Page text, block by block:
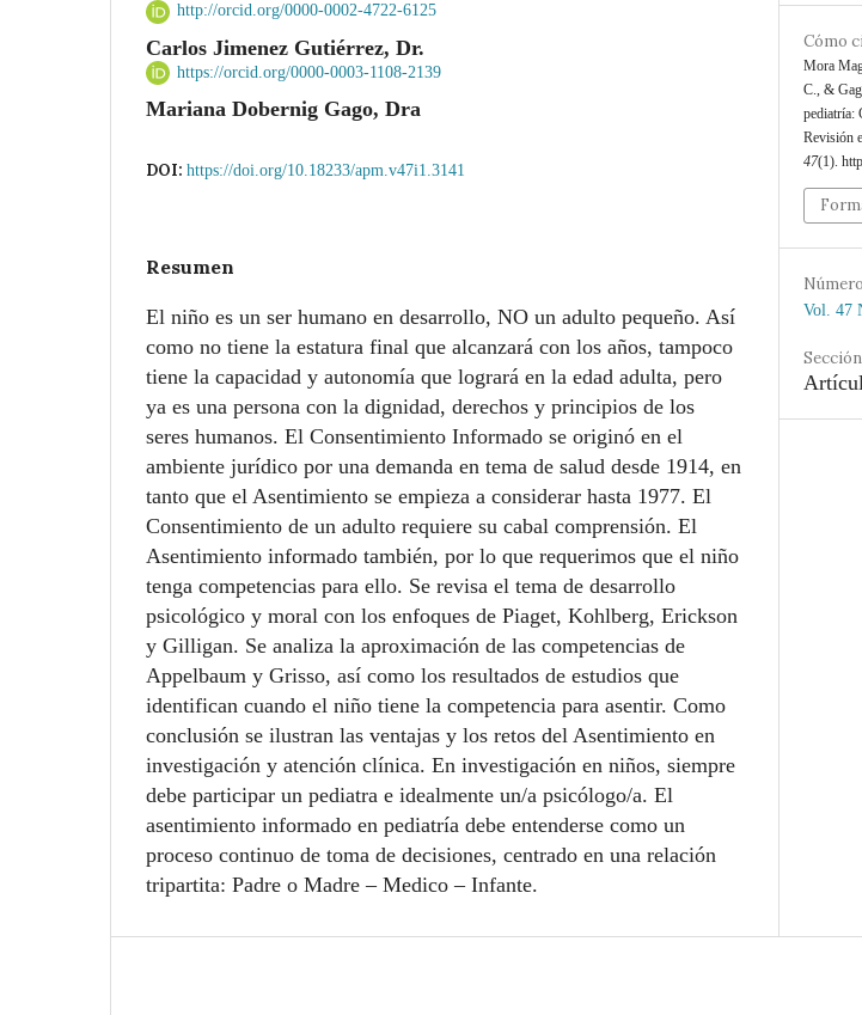
http://orcid.org/0000-0002-4722-6125
Carlos Jimenez Gutiérrez, Dr.
https://orcid.org/0000-0003-1108-2139
Mariana Dobernig Gago, Dra
DOI: https://doi.org/10.18233/apm.v47i1.3141
Resumen
El niño es un ser humano en desarrollo, NO un adulto pequeño. Así
como no tiene la estatura final que alcanzará con los años, tampoco
tiene la capacidad y autonomía que logrará en la edad adulta, pero
ya es una persona con la dignidad, derechos y principios de los
seres humanos. El Consentimiento Informado se originó en el
ambiente jurídico por una demanda en tema de salud desde 1914, en
tanto que el Asentimiento se empieza a considerar hasta 1977. El
Consentimiento de un adulto requiere su cabal comprensión. El
Asentimiento informado también, por lo que requerimos que el niño
tenga competencias para ello. Se revisa el tema de desarrollo
psicológico y moral con los enfoques de Piaget, Kohlberg, Erickson
y Gilligan. Se analiza la aproximación de las competencias de
Appelbaum y Grisso, así como los resultados de estudios que
identifican cuando el niño tiene la competencia para asentir. Como
conclusión se ilustran las ventajas y los retos del Asentimiento en
investigación y atención clínica. En investigación en niños, siempre
debe participar un pediatra e idealmente un/a psicólogo/a. El
asentimiento informado en pediatría debe entenderse como un
proceso continuo de toma de decisiones, centrado en una relación
tripartita: Padre o Madre – Medico – Infante.
Cómo
Mora
C., &
pediatría:
Revisión
47(1).
Número
Vol. 47
Sección